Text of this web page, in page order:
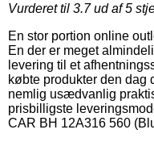
Vurderet til 3.7ud af 5
En stor portion online
En der er meget
levering til et
købte produkter den dag
nemlig usædvanlig
prisbilligste
CAR BH 12A316 560